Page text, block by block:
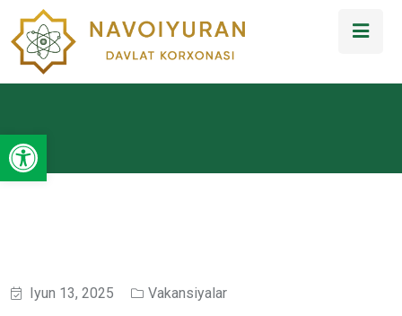
Open toolbar
Iyun 13, 2025 Vakansiyalar